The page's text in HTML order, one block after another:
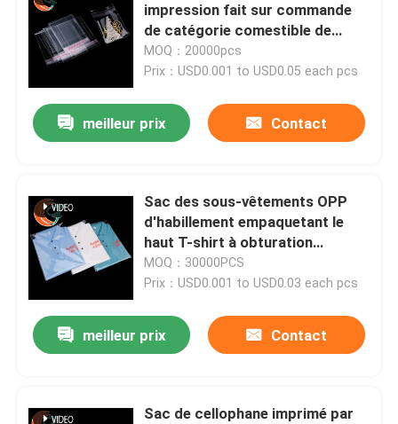
Produits
À propos de nous
Visite de l'usine
impression fait sur commande
de catégorie comestible de
cadeau de sac d'emballage
d'OPP
MOQ：20000pcs
Prix：USD0.001 to USD0.05 each pcs
meilleur prix Contact
Sac des sous-vêtements OPP
d'habillement empaquetant le
haut T-shirt à obturation
automatique transparent
MOQ：30000PCS
Prix：USD0.001 to USD0.03 each pcs
meilleur prix Contact
Sac de cellophane imprimé par